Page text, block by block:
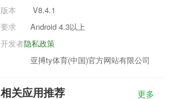
版本
V8.4.1
要求
Android 4.3以上
隐私政策
开发者
亚搏ty体育(中国)官方网站有限公司
相关应用推荐 更多